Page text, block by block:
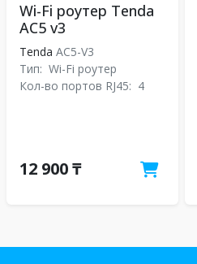
Wi-Fi роутер Tenda
AC5 v3
Tenda AC5-V3
Тип: Wi-Fi роутер
Кол-во портов RJ45: 4
12 900 ₸